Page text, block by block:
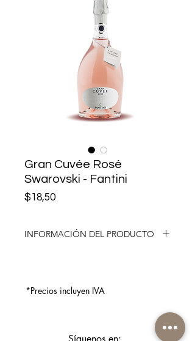
Gran Cuvée Rosé
Swarovski - Fantini
$18,50Precio
INFORMACIÓN DEL PRODUCTO
una excelente ubicación, de baja
volcánicos de las laderas del Monte
Buitre a altitudes de hasta 800 metros
*Precios incluyen IVA